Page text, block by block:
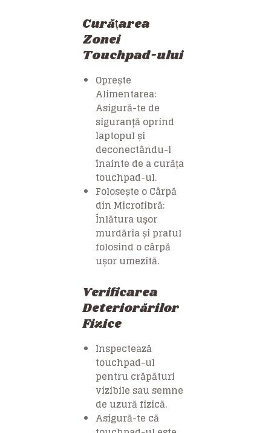
Curățarea
Zonei
Touchpad-ului
Oprește
Alimentarea:
Asigură-te de
siguranță oprind
laptopul și
deconectându-l
înainte de a curăța
touchpad-ul.
Folosește o Cârpă
din Microfibră:
Înlătura ușor
murdăria și praful
folosind o cârpă
ușor umezită.
Verificarea
Deteriorărilor
Fizice
Inspectează
touchpad-ul
pentru crăpături
vizibile sau semne
de uzură fizică.
Asigură-te că